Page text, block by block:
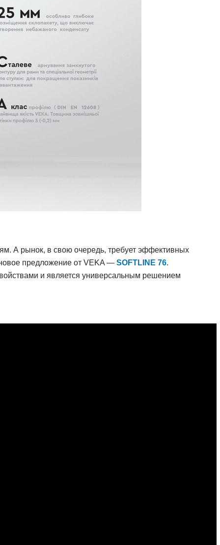
А рынок, в свою очередь, требует эффективных
предложение от VEKA — SOFTLINE 76.
и является универсальным решением